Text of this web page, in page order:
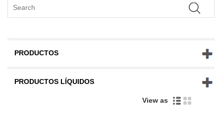
PRODUCTOS
PRODUCTOS LÍQUIDOS
View as